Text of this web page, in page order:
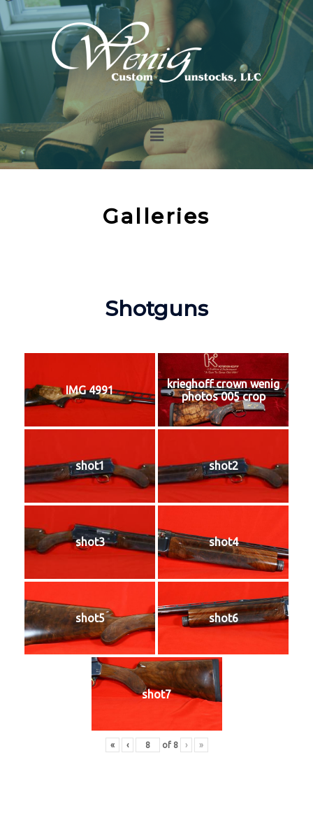
Galleries
Shotguns
IMG 4991
krieghoff crown wenig
photos 005 crop
shot1 shot2
shot3 shot4
shot5 shot6
shot7
« ‹ of 8 › »